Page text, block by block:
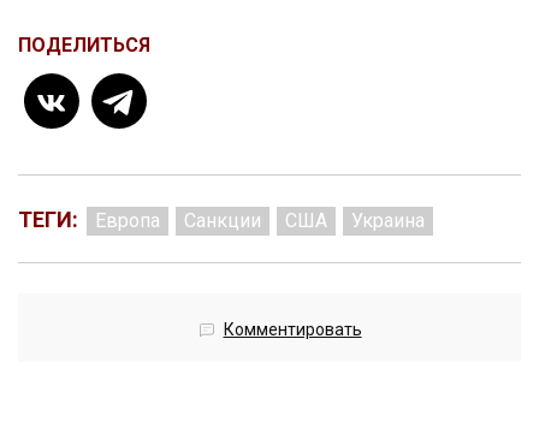
ПОДЕЛИТЬСЯ
ТЕГИ: Европа Санкции США Украина
Комментировать